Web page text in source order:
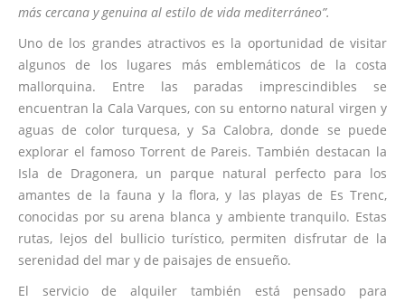
más cercana y genuina al estilo de vida mediterráneo”.
Uno de los grandes atractivos es la oportunidad de visitar
algunos de los lugares más emblemáticos de la costa
mallorquina. Entre las paradas imprescindibles se
encuentran la Cala Varques, con su entorno natural virgen y
aguas de color turquesa, y Sa Calobra, donde se puede
explorar el famoso Torrent de Pareis. También destacan la
Isla de Dragonera, un parque natural perfecto para los
amantes de la fauna y la flora, y las playas de Es Trenc,
conocidas por su arena blanca y ambiente tranquilo. Estas
rutas, lejos del bullicio turístico, permiten disfrutar de la
serenidad del mar y de paisajes de ensueño.
El servicio de alquiler también está pensado para